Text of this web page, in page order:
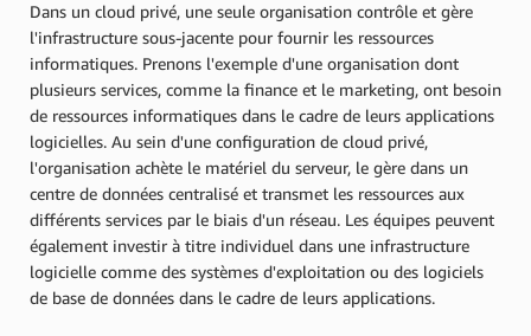
Dans un cloud privé, une seule organisation contrôle et gère
l'infrastructure sous-jacente pour fournir les ressources
informatiques. Prenons l'exemple d'une organisation dont
plusieurs services, comme la finance et le marketing, ont besoin
de ressources informatiques dans le cadre de leurs applications
logicielles. Au sein d'une configuration de cloud privé,
l'organisation achète le matériel du serveur, le gère dans un
centre de données centralisé et transmet les ressources aux
différents services par le biais d'un réseau. Les équipes peuvent
également investir à titre individuel dans une infrastructure
logicielle comme des systèmes d'exploitation ou des logiciels
de base de données dans le cadre de leurs applications.